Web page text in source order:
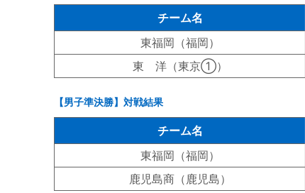
チーム名
東福岡（福岡）
東 洋（東京①）
【男子準決勝】対戦結果
チーム名
東福岡（福岡）
鹿児島商（鹿児島）